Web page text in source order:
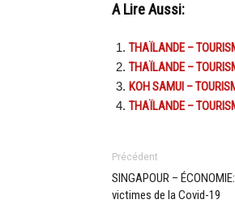
A Lire Aussi:
THAÏLANDE –
THAÏLANDE –
KOH SAMUI –
THAÏLANDE –
Précédent
SINGAPOUR –
victimes de la Covid-19